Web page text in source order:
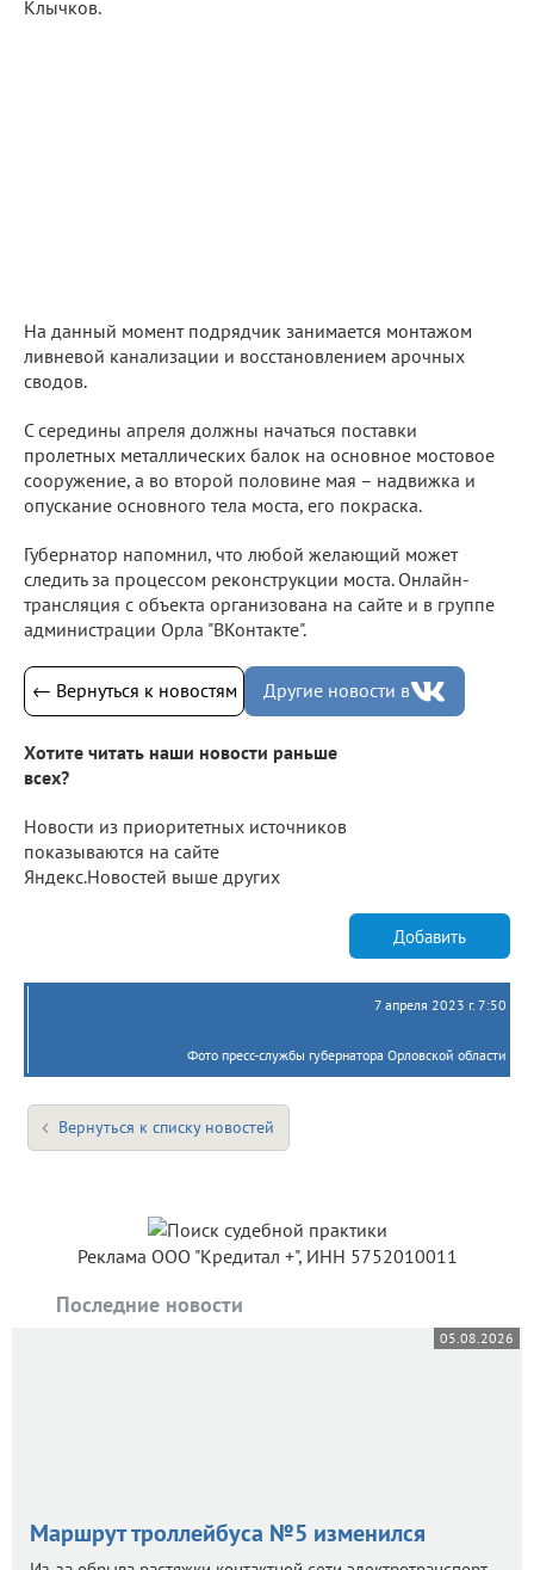
Клычков.
На данный момент подрядчик занимается монтажом
ливневой канализации и восстановлением арочных
сводов.
С середины апреля должны начаться поставки
пролетных металлических балок на основное мостовое
сооружение, а во второй половине мая – надвижка и
опускание основного тела моста, его покраска.
Губернатор напомнил, что любой желающий может
следить за процессом реконструкции моста. Онлайн-
трансляция с объекта организована на сайте и в группе
администрации Орла "ВКонтакте".
← Вернуться к новостям Другие новости в
Хотите читать наши новости раньше
всех?
Новости из приоритетных источников
показываются на сайте
Яндекс.Новостей выше других
Добавить
7 апреля 2023 г. 7:50
Фото пресс-службы губернатора Орловской области
Вернуться к списку новостей
Реклама ООО "Кредитал +", ИНН 5752010011
Последние новости
05.08.2026
Маршрут троллейбуса №5 изменился